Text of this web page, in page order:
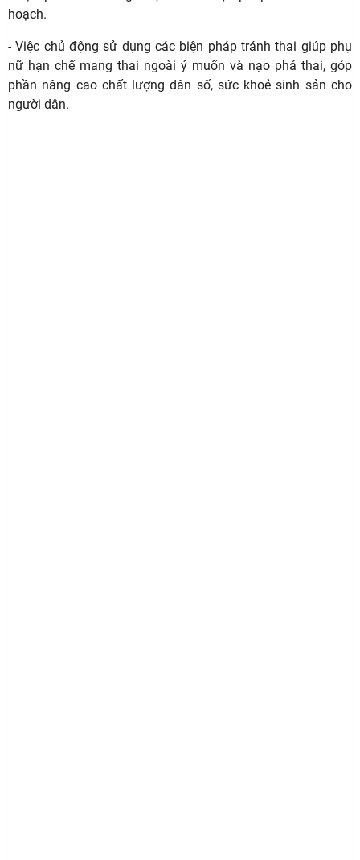
hoạch.
- Việc chủ động sử dụng các biện pháp tránh thai giúp phụ
nữ hạn chế mang thai ngoài ý muốn và nạo phá thai, góp
phần nâng cao chất lượng dân số, sức khoẻ sinh sản cho
người dân.